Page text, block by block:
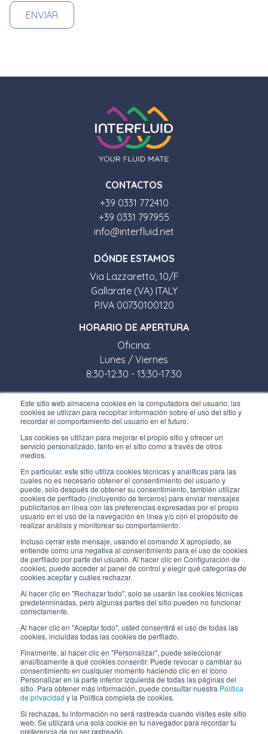
Este sitio web almacena cookies en la computadora del usuario; las
cookies se utilizan para recopilar información sobre el uso del sitio y
recordar el comportamiento del usuario en el futuro.
Las cookies se utilizan para mejorar el propio sitio y ofrecer un
servicio personalizado, tanto en el sitio como a través de otros
medios.
En particular, este sitio utiliza cookies técnicas y analíticas para las
cuales no es necesario obtener el consentimiento del usuario y
puede, solo después de obtener su consentimiento, también utilizar
cookies de perfilado (incluyendo de terceros) para enviar mensajes
publicitarios en línea con las preferencias expresadas por el propio
usuario en el uso de la navegación en línea y/o con el propósito de
realizar análisis y monitorear su comportamiento.
Incluso cerrar este mensaje, usando el comando X apropiado, se
entiende como una negativa al consentimiento para el uso de cookies
de perfilado por parte del usuario. Al hacer clic en Configuración de
cookies, puede acceder al panel de control y elegir qué categorías de
cookies aceptar y cuáles rechazar.
Al hacer clic en "Rechazar todo", solo se usarán las cookies técnicas
predeterminadas, pero algunas partes del sitio pueden no funcionar
correctamente.
Al hacer clic en "Aceptar todo", usted consentirá el uso de todas las
cookies, incluidas todas las cookies de perfilado.
Finalmente, al hacer clic en "Personalizar", puede seleccionar
analíticamente a qué cookies consentir. Puede revocar o cambiar su
consentimiento en cualquier momento haciendo clic en el ícono
Personalizar en la parte inferior izquierda de todas las páginas del
sitio. Para obtener más información, puede consultar nuestra Política
de privacidad y la Política completa de cookies.
Si rechazas, tu información no será rastreada cuando visites este sitio
web. Se utilizará una sola cookie en tu navegador para recordar tu
preferencia de no ser rastreado.
CONTACTOS
+39 0331 772410
+39 0331 797955
info@interfluid.net
DÓNDE ESTAMOS
Via Lazzaretto, 10/F
Gallarate (VA) ITALY
P.IVA 00730100120
HORARIO DE APERTURA
Oficina:
Lunes / Viernes
8:30-12:30 - 13:30-17:30
Tienda:
Lunes / Viernes
Subscríbete a nuestro boletín
Trabaja con nosotros
Los envases de Interfluid
Proyecto de transformación digital
MANT É GASE AL D ÍA
© 2026 Interfluid srl • Tutti i diritti riservati